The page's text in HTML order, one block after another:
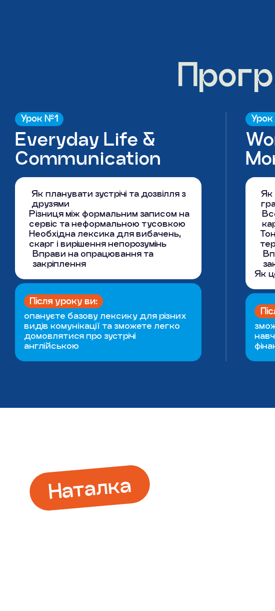
Урок №1
Everyday Life &
Communication
Як планувати зустрічі та дозвілля з
друзями
Різниця між формальним записом на
сервіс та неформальною тусовкою
Необхідна лексика для вибачень,
скарг і вирішення непорозумінь
Вправи на опрацювання та
закріплення
Після уроку ви:
опануєте базову лексику для різних
видів комунікації та зможете легко
домовлятися про зустрічі
англійською
Як
Як
Наталка